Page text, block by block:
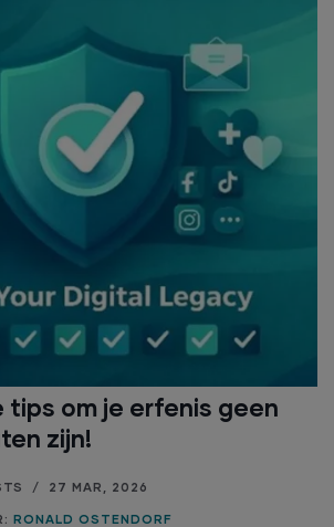
tips om je erfenis geen
zijn!
/ 27 MAR, 2026
RONALD OSTENDORF